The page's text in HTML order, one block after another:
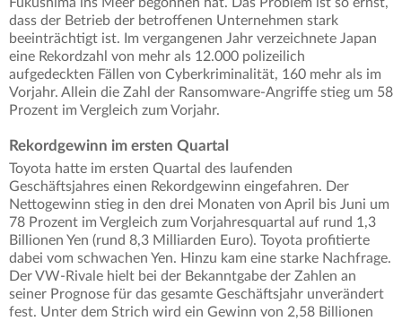
dass der Betrieb der betroffenen Unternehmen stark
beeinträchtigt ist. Im vergangenen Jahr verzeichnete Japan
eine Rekordzahl von mehr als 12.000 polizeilich
aufgedeckten Fällen von Cyberkriminalität, 160 mehr als im
Vorjahr. Allein die Zahl der Ransomware-Angriffe stieg um 58
Prozent im Vergleich zum Vorjahr.
Rekordgewinn im ersten Quartal
Toyota hatte im ersten Quartal des laufenden
Geschäftsjahres einen Rekordgewinn eingefahren. Der
Nettogewinn stieg in den drei Monaten von April bis Juni um
78 Prozent im Vergleich zum Vorjahresquartal auf rund 1,3
Billionen Yen (rund 8,3 Milliarden Euro). Toyota profitierte
dabei vom schwachen Yen. Hinzu kam eine starke Nachfrage.
Der VW-Rivale hielt bei der Bekanntgabe der Zahlen an
seiner Prognose für das gesamte Geschäftsjahr unverändert
fest. Unter dem Strich wird ein Gewinn von 2,58 Billionen